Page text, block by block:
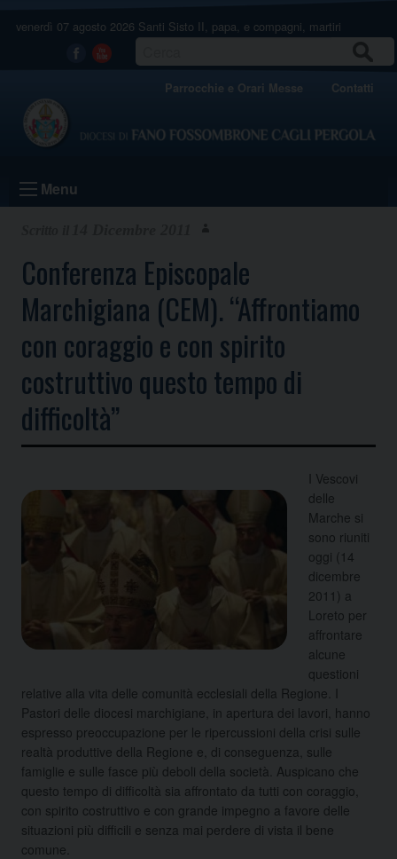
venerdì 07 agosto 2026 Santi Sisto II, papa, e compagni, martiri
Facebook
Youtube
Parrocchie e Orari Messe Contatti
Menu
Conferenza Episcopale
Marchigiana (CEM). “Affrontiamo
con coraggio e con spirito
costruttivo questo tempo di
difficoltà”
I Vescovi
delle
Marche si
sono riuniti
oggi (14
dicembre
2011) a
Loreto per
affrontare
alcune
questioni
relative alla vita delle comunità ecclesiali della Regione. I
Pastori delle diocesi marchigiane, in apertura dei lavori, hanno
espresso preoccupazione per le ripercussioni della crisi sulle
realtà produttive della Regione e, di conseguenza, sulle
famiglie e sulle fasce più deboli della società. Auspicano che
questo tempo di difficoltà sia affrontato da tutti con coraggio,
con spirito costruttivo e con grande impegno a favore delle
situazioni più difficili e senza mai perdere di vista il bene
comune.